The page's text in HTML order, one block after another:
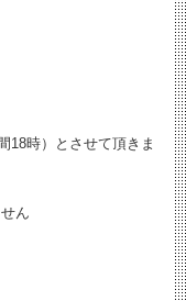
18時）とさせて頂きま
ん